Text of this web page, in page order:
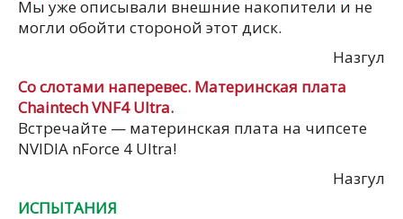
Мы уже описывали внешние накопители и не
могли обойти стороной этот диск.
Назгул
Со слотами наперевес. Материнская плата
Chaintech VNF4 Ultra.
Встречайте — материнская плата на чипсете
NVIDIA nForce 4 Ultra!
Назгул
ИСПЫТАНИЯ